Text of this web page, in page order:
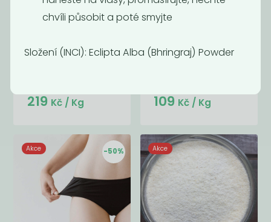
Karobový
219 Kč / Kg
Momentálně
109 Kč / Kg
Akce -50% Akce
chvíli působit a poté smyjte
Složení (INCI): Eclipta Alba (Bhringraj) Powder